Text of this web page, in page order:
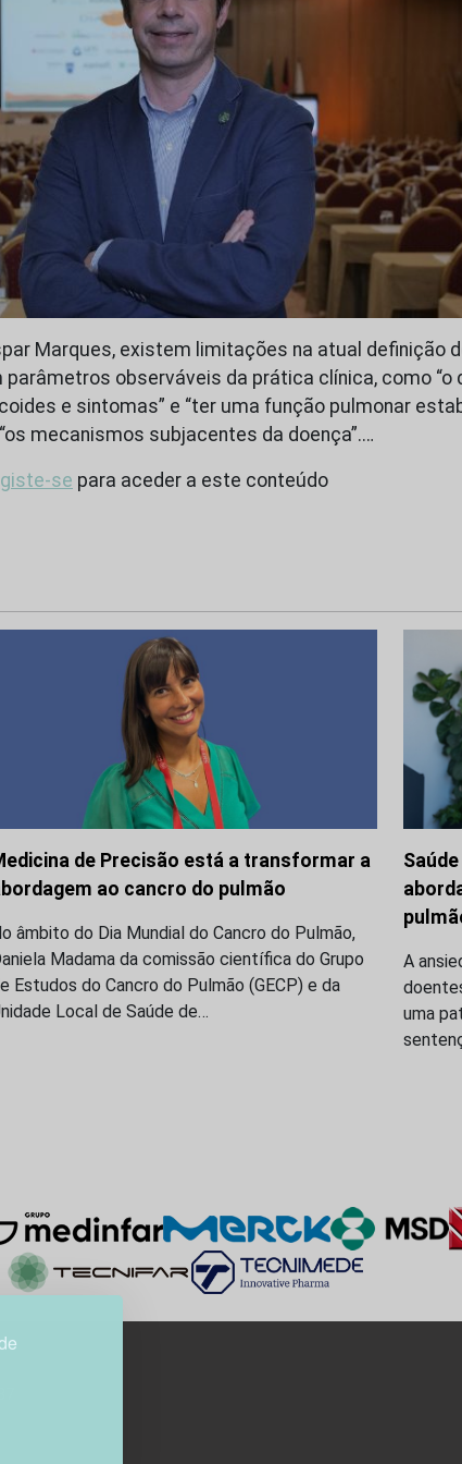
Marques, existem limitações na atual definição
parâmetros observáveis da prática clínica, como “o
e sintomas” e “ter uma função pulmonar
mecanismos subjacentes da doença”.…
se para aceder a este conteúdo
de Precisão está a transformar a
ao cancro do pulmão
âmbito do Dia Mundial do Cancro do Pulmão,
Madama da comissão científica do Grupo
Estudos do Cancro do Pulmão (GECP) e da
Local de Saúde de…
A
uma